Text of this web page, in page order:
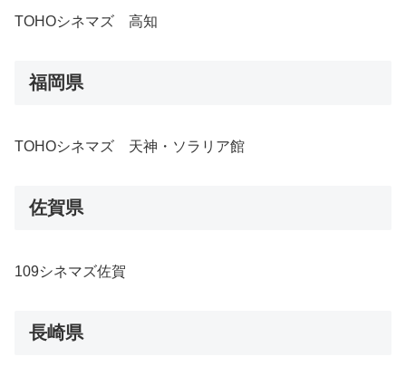
TOHOシネマズ 高知
福岡県
TOHOシネマズ 天神・ソラリア館
佐賀県
109シネマズ佐賀
長崎県